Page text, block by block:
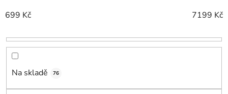
n
í
p
r
u
699 Kč 7199 Kč
Na skladě 76